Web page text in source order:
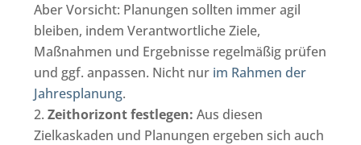
Aber Vorsicht: Planungen sollten immer agil
bleiben, indem Verantwortliche Ziele,
Maßnahmen und Ergebnisse regelmäßig prüfen
und ggf. anpassen. Nicht nur im Rahmen der
Jahresplanung.
Zeithorizont festlegen: Aus diesen
Zielkaskaden und Planungen ergeben sich auch